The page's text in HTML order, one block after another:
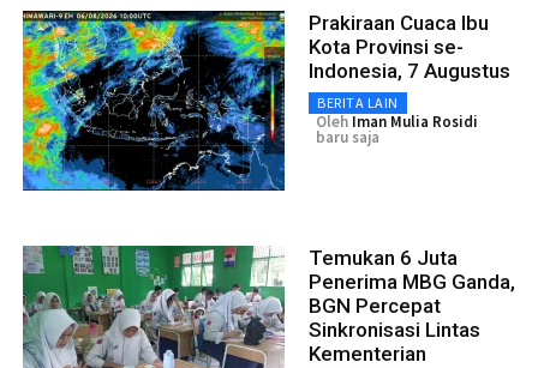
Prakiraan Cuaca Ibu
Kota Provinsi se-
Indonesia, 7 Augustus
BERITA LAIN
Oleh Iman Mulia Rosidi
baru saja
Temukan 6 Juta
Penerima MBG Ganda,
BGN Percepat
Sinkronisasi Lintas
Kementerian